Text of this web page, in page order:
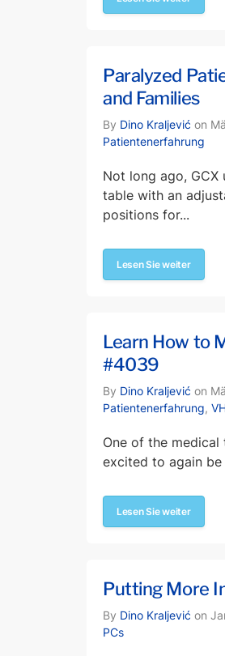
Paralyzed
and Families
By Dino Kraljević on
Patientenerfahrung
Not long ago, GCX
table with an
positions for...
Lesen Sie weiter
Learn How to
#4039
By Dino Kraljević on
Patientenerfahrung,
One of the medical
excited to again
Lesen Sie weiter
Putting More
By Dino Kraljević on
PCs